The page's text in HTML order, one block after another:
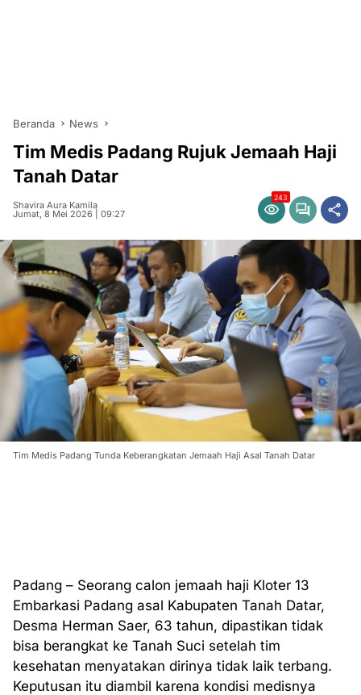
Beranda News
Tim Medis Padang Rujuk Jemaah Haji
Tanah Datar
Shavira Aura Kamila
Jumat, 8 Mei 2026 | 09:27
243
Tim Medis Padang Tunda Keberangkatan Jemaah Haji Asal Tanah Datar
Padang – Seorang calon jemaah haji Kloter 13
Embarkasi Padang asal Kabupaten Tanah Datar,
Desma Herman Saer, 63 tahun, dipastikan tidak
bisa berangkat ke Tanah Suci setelah tim
kesehatan menyatakan dirinya tidak laik terbang.
Keputusan itu diambil karena kondisi medisnya